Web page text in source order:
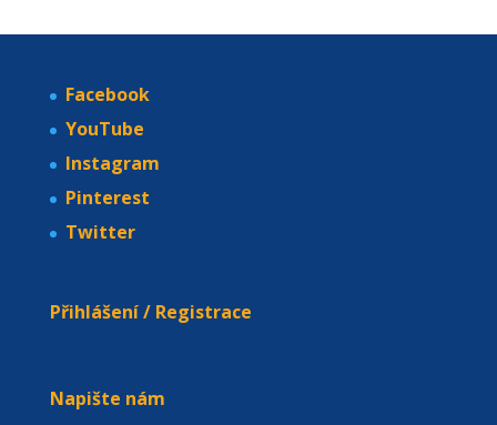
Facebook
YouTube
Instagram
Pinterest
Twitter
Přihlášení / Registrace
Napište nám